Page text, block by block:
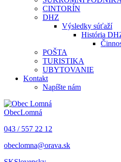
CINTORÍN
DHZ
Výsledky súťaží
História
POŠTA
TURISTIKA
UBYTOVANIE
Kontakt
Napíšte nám
ObecLomná
043 / 557 22 12
obeclomna@orava.sk